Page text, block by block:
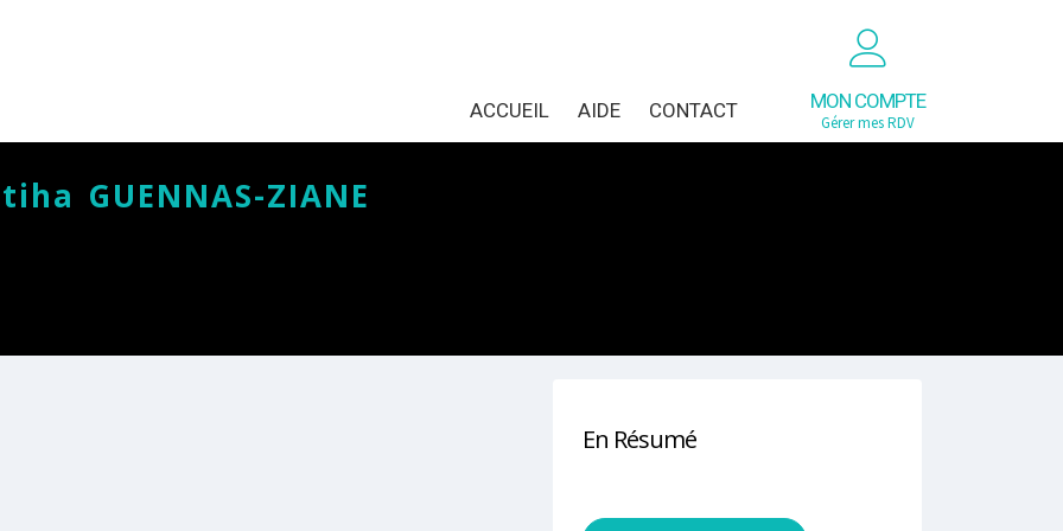
MON COMPTE
Gérer mes RDV
ACCUEIL AIDE CONTACT
GUENNAS-ZIANE
En Résumé